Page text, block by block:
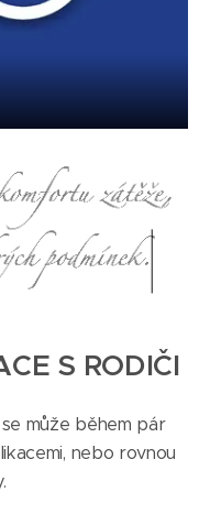
S RODIČI
může během pár
nebo rovnou